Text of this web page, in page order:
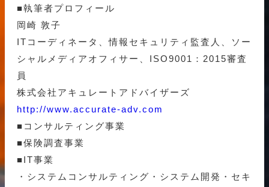
■執筆者プロフィール
岡崎 敦子
ITコーディネータ、情報セキュリティ監査人、ソー
シャルメディアオフィサー、ISO9001：2015審査
員
株式会社アキュレートアドバイザーズ
http://www.accurate-adv.com
■コンサルティング事業
■保険調査事業
■IT事業
・システムコンサルティング・システム開発・セキ